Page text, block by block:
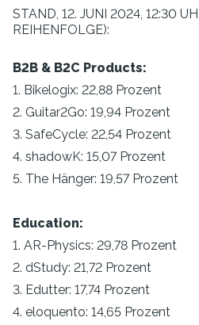
STAND, 12. JUNI 2024, 12:30
REIHENFOLGE):
B2B & B2C Products:
1. Bikelogix: 22,88 Prozent
2. Guitar2Go: 19,94 Prozent
3. SafeCycle: 22,54 Prozent
4. shadowK: 15,07 Prozent
5. The Hänger: 19,57 Prozent
Education:
1. AR-Physics: 29,78 Prozent
2. dStudy: 21,72 Prozent
3. Edutter: 17,74 Prozent
4. eloquento: 14,65 Prozent